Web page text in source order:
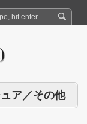
ア／その他